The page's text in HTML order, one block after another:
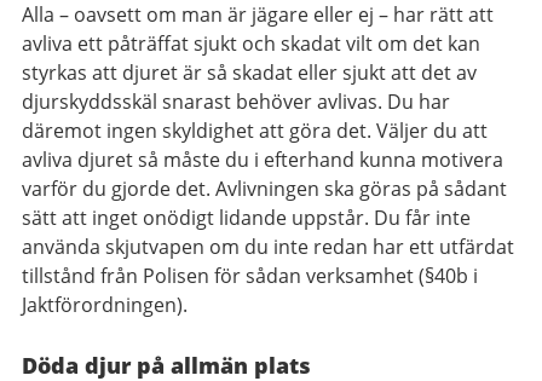
Alla – oavsett om man är jägare eller ej – har rätt att
avliva ett påträffat sjukt och skadat vilt om det kan
styrkas att djuret är så skadat eller sjukt att det av
djurskyddsskäl snarast behöver avlivas. Du har
däremot ingen skyldighet att göra det. Väljer du att
avliva djuret så måste du i efterhand kunna motivera
varför du gjorde det. Avlivningen ska göras på sådant
sätt att inget onödigt lidande uppstår. Du får inte
använda skjutvapen om du inte redan har ett utfärdat
tillstånd från Polisen för sådan verksamhet (§40b i
Jaktförordningen).
Döda djur på allmän plats